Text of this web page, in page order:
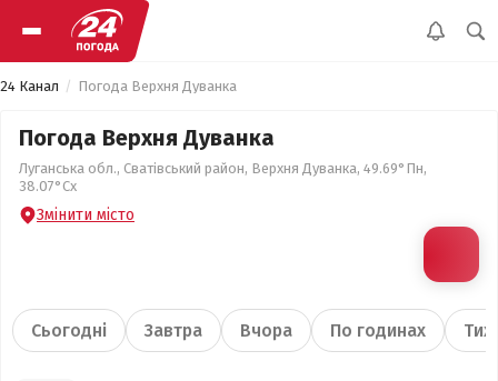
24 Канал Погода Верхня Дуванка
Погода Верхня Дуванка
Луганська обл., Сватівський район, Верхня Дуванка, 49.69°Пн,
38.07°Сх
Змінити місто
Сьогодні Завтра Вчора По годинах